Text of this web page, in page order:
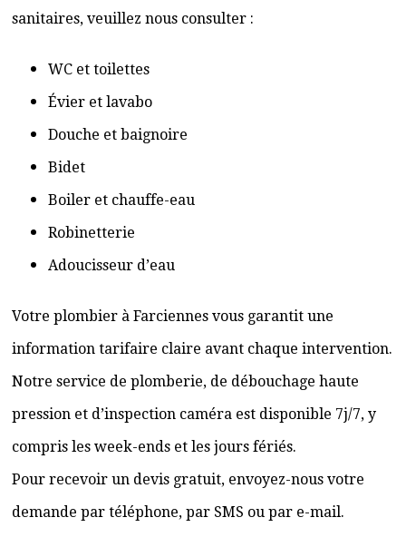
sanitaires, veuillez nous consulter :
WC et toilettes
Évier et lavabo
Douche et baignoire
Bidet
Boiler et chauffe-eau
Robinetterie
Adoucisseur d’eau
Votre plombier à Farciennes vous garantit une
information tarifaire claire avant chaque intervention.
Notre service de plomberie, de débouchage haute
pression et d’inspection caméra est disponible 7j/7, y
compris les week-ends et les jours fériés.
Pour recevoir un devis gratuit, envoyez-nous votre
demande par téléphone, par SMS ou par e-mail.